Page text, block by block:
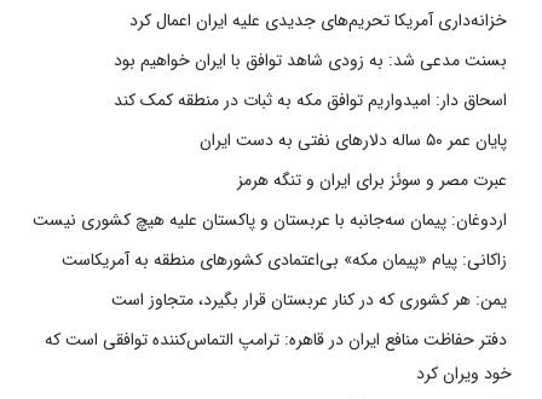
خزانه‌داری آمریکا تحریم‌های جدیدی علیه ایران اعمال کرد
بسنت مدعی شد: به زودی شاهد توافق با ایران خواهیم بود
اسحاق دار: امیدواریم توافق مکه به ثبات در منطقه کمک کند
پایان عمر ۵۰ ساله دلارهای نفتی به دست ایران
عبرت مصر و سوئز برای ایران و تنگه هرمز
اردوغان: پیمان سه‌جانبه با عربستان و پاکستان علیه هیچ کشوری نیست
زاکانی: پیام «پیمان مکه» بی‌اعتمادی کشورهای منطقه به آمریکاست
یمن: هر کشوری که در کنار عربستان قرار بگیرد، متجاوز است
دفتر حفاظت منافع ایران در قاهره: ترامپ التماس‌کننده توافقی است که
خود ویران کرد